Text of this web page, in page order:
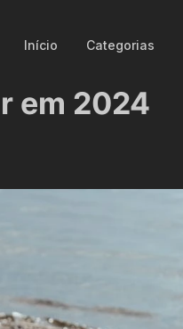
Início Categorias
em 2024